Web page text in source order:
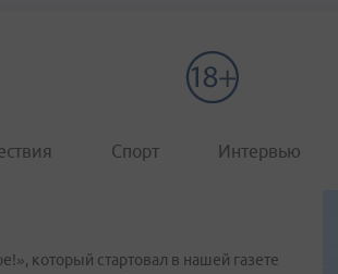
Спорт Интервью
который стартовал в нашей газете